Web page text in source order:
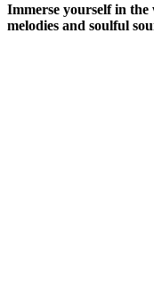
Immerse yourself in
melodies and soulful